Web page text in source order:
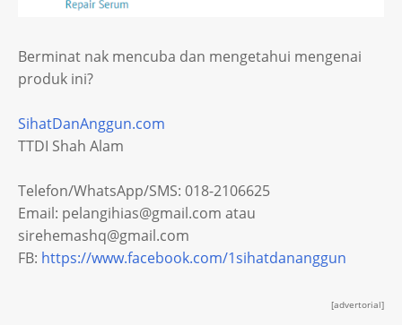
Berminat nak mencuba dan mengetahui mengenai
produk ini?
SihatDanAnggun.com
TTDI Shah Alam
Telefon/WhatsApp/SMS: 018-2106625
Email: pelangihias@gmail.com atau
sirehemashq@gmail.com
FB: https://www.facebook.com/1sihatdananggun
[advertorial]